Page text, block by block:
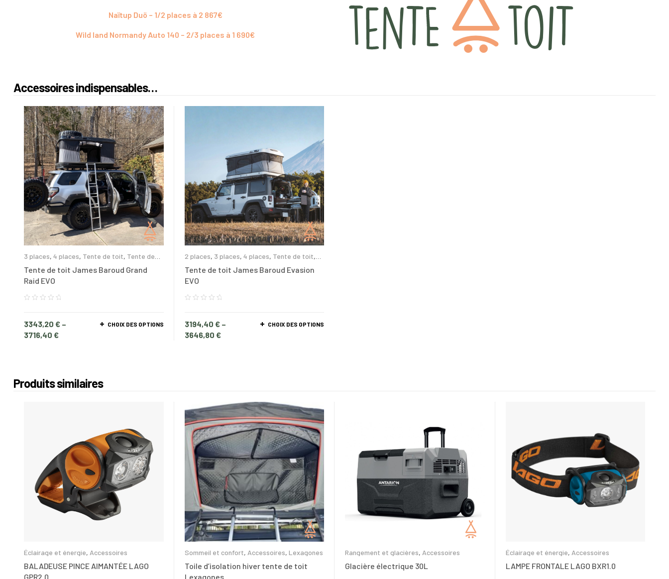
Naïtup Duö – 1/2 places à 2 867€
Wild land Normandy Auto 140 – 2/3 places à 1 690€
Accessoires indispensables…
3 places, 4 places, Tente de toit, Tente de
Tente de toit James Baroud Grand
Raid EVO
3343,20 € –
3716,40 €
CHOIX DES OPTIONS
2 places, 3 places, 4 places, Tente de toit,
Tente de toit James Baroud Evasion
EVO
3194,40 €–
3646,80 €
CHOIX DES OPTIONS
Produits similaires
Éclairage et énergie, Accessoires
BALADEUSE PINCE AIMANTÉE LAGO
GPR2.0
Sommeil et confort, Accessoires, Lexagones
Toile d’isolation hiver tente de toit
Lexagones
Rangement et glacières, Accessoires
Glacière électrique 30L
Éclairage et énergie, Accessoires
LAMPE FRONTALE LAGO BXR1.0